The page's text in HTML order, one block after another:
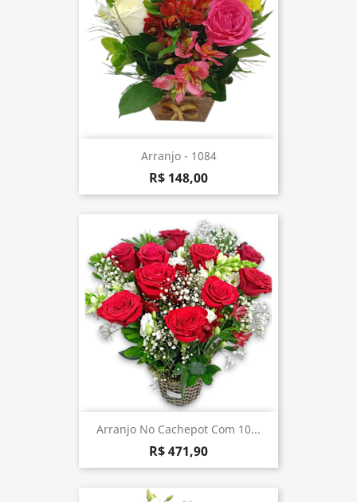
Arranjo - 1084
R$ 148,00
Arranjo No Cachepot Com 10...
R$ 471,90